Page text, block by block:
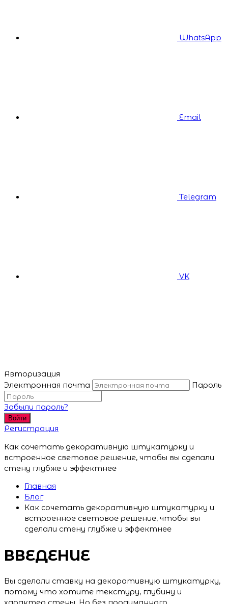
WhatsApp
Email
Telegram
VK
Авторизация
Электронная почта
Пароль
Забыли пароль?
Войти
Регистрация
Как сочетать декоративную штукатурку и
встроенное световое решение, чтобы вы сделали
стену глубже и эффектнее
Главная
Блог
Как сочетать декоративную штукатурку и
встроенное световое решение, чтобы вы
сделали стену глубже и эффектнее
ВВЕДЕНИЕ
Вы сделали ставку на декоративную штукатурку,
потому что хотите текстуру, глубину и